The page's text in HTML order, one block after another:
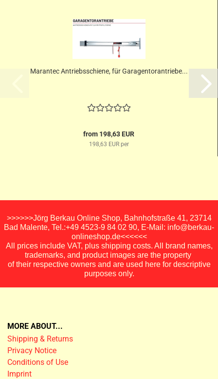
Marantec Antriebsschiene, für Garagentorantriebe...
from 198,63 EUR
198,63 EUR per
>>>>>>Jörg Berkau Online Shop, Bahnhofstraße 41, 23714
Bad Malente, Tel.:+49 4523-9 84 02 90, E-Mail: info@berkau-
onlineshop.de<<<<<<
All prices include VAT, plus shipping costs. All brand names,
trademarks, and product images are the property
of their respective owners and are used here for descriptive
purposes only.
MORE ABOUT...
Shipping & Returns
Privacy Notice
Conditions of Use
Imprint